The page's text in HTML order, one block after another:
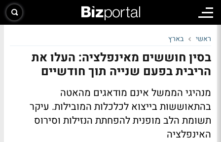
ראשי בארץ
בסין חוששים מאינפלציה: העלו את
הריבית בפעם שנייה תוך חודשיים
מנהיגי הממשל אינם מודאגים מהאטה
בהתאוששות בייצוא לכלכלות המובילות. עיקר
תשומת הלב מופנית להפחתת הנזילות וסירוס
האינפלציה